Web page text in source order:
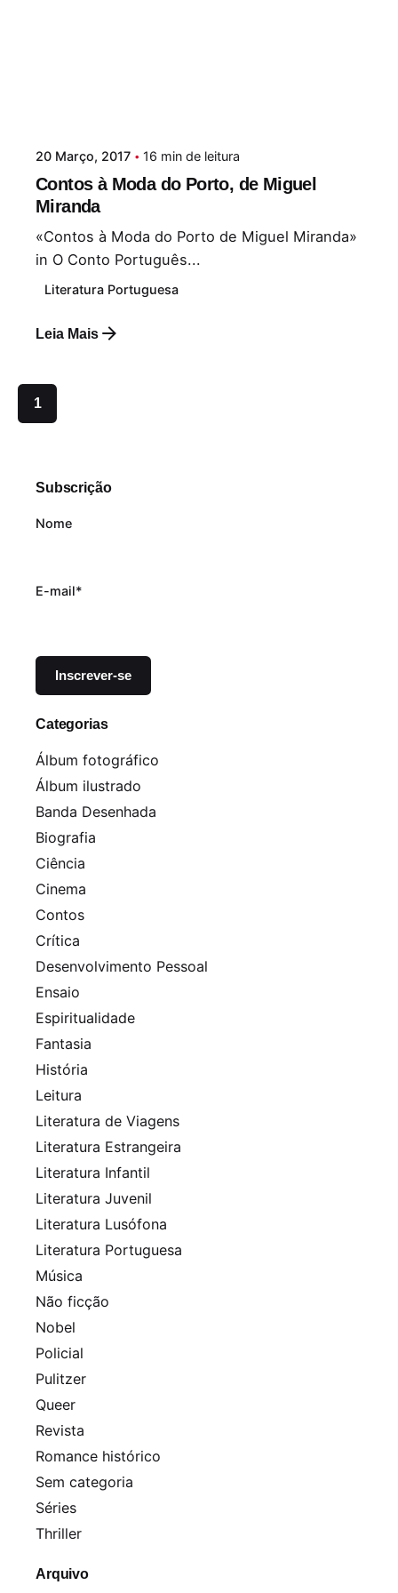
20 Março, 2017 16 min de leitura
Contos à Moda do Porto, de Miguel
Miranda
«Contos à Moda do Porto de Miguel Miranda»
in O Conto Português...
Literatura Portuguesa
Leia Mais
1
Subscrição
Nome
E-mail*
Categorias
Álbum fotográfico
Álbum ilustrado
Banda Desenhada
Biografia
Ciência
Cinema
Contos
Crítica
Desenvolvimento Pessoal
Ensaio
Espiritualidade
Fantasia
História
Leitura
Literatura de Viagens
Literatura Estrangeira
Literatura Infantil
Literatura Juvenil
Literatura Lusófona
Literatura Portuguesa
Música
Não ficção
Nobel
Policial
Pulitzer
Queer
Revista
Romance histórico
Sem categoria
Séries
Thriller
Arquivo